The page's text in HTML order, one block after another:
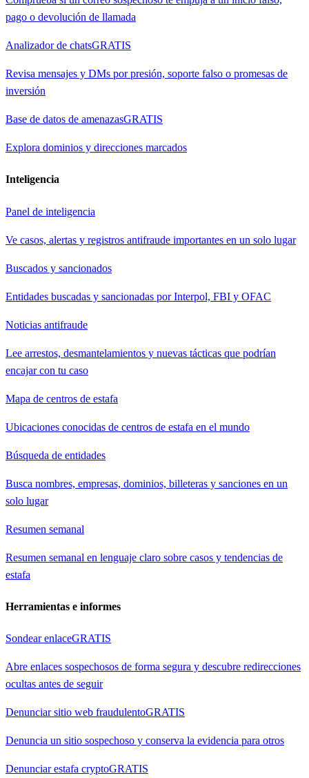
pago o devolución de llamada
Analizador de chatsGRATIS
Revisa mensajes y DMs por presión, soporte falso o promesas de
inversión
Base de datos de amenazasGRATIS
Explora dominios y direcciones marcados
Inteligencia
Panel de inteligencia
Ve casos, alertas y registros antifraude importantes en un solo lugar
Buscados y sancionados
Entidades buscadas y sancionadas por Interpol, FBI y OFAC
Noticias antifraude
Lee arrestos, desmantelamientos y nuevas tácticas que podrían
encajar con tu caso
Mapa de centros de estafa
Ubicaciones conocidas de centros de estafa en el mundo
Búsqueda de entidades
Busca nombres, empresas, dominios, billeteras y sanciones en un
solo lugar
Resumen semanal
Resumen semanal en lenguaje claro sobre casos y tendencias de
estafa
Herramientas e informes
Sondear enlaceGRATIS
Abre enlaces sospechosos de forma segura y descubre redirecciones
ocultas antes de seguir
Denunciar sitio web fraudulentoGRATIS
Denuncia un sitio sospechoso y conserva la evidencia para otros
Denunciar estafa cryptoGRATIS